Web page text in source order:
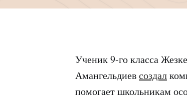
Ученик 9-го класса
Амангельдиевсоздал
помогает школьникам